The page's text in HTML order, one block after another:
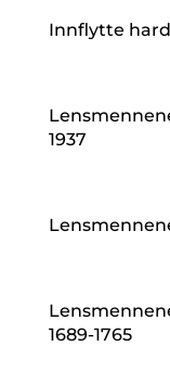
Innflytte
1937
1689-1765